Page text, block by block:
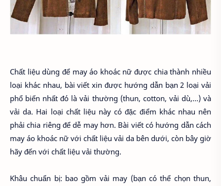
Chất liệu dùng để may áo khoác nữ được chia thành nhiều
loại khác nhau, bài viết xin được hướng dẫn bạn 2 loại vải
phổ biến nhất đó là vải thường (thun, cotton, vải dù,…) và
vải da. Hai loại chất liệu này có đặc điểm khác nhau nên
phải chia riêng để dễ may hơn. Bài viết có hướng dẫn cách
may áo khoác nữ với chất liệu vải da bên dưới, còn bây giờ
hãy đến với chất liệu vải thường.
Khâu chuẩn bị: bao gồm vải may (bạn có thể chọn thun,